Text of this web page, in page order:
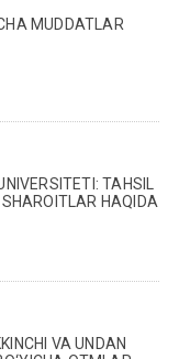
MUDDATLAR
TAHSIL
HAQIDA
VA UNDAN